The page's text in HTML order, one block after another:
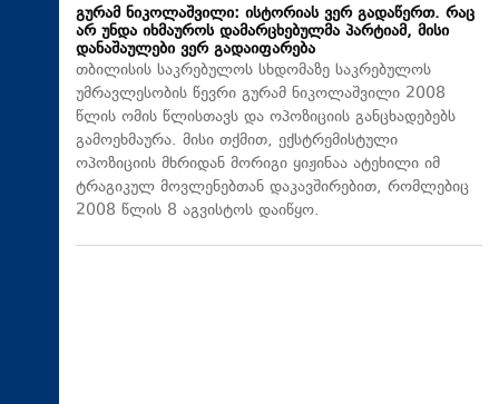
გურამ ნიკოლაშვილი: ისტორიას ვერ გადაწერთ. რაც
არ უნდა იხმაუროს დამარცხებულმა პარტიამ, მისი
დანაშაულები ვერ გადაიფარება
თბილისის საკრებულოს სხდომაზე საკრებულოს
უმრავლესობის წევრი გურამ ნიკოლაშვილი 2008
წლის ომის წლისთავს და ოპოზიციის განცხადებებს
გამოეხმაურა. მისი თქმით, ექსტრემისტული
ოპოზიციის მხრიდან მორიგი ყიჟინაა ატეხილი იმ
ტრაგიკულ მოვლენებთან დაკავშირებით, რომლებიც
2008 წლის 8 აგვისტოს დაიწყო.